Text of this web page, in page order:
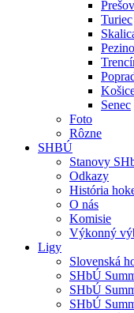
Prešov
Turiec
Senec
Foto
Rôzne
SHBÚ
Stanovy
Odkazy
História
O nás
Komisie
Výkonný
Ligy
Slovenská
SHbÚ
SHbÚ
SHbÚ